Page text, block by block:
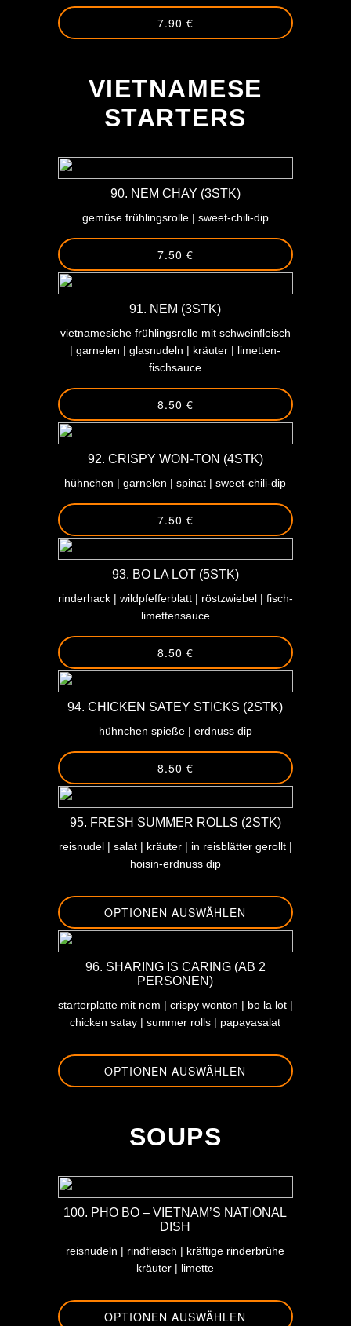
7.90 €
VIETNAMESE
STARTERS
90. NEM CHAY (3STK)
gemüse frühlingsrolle | sweet-chili-dip
7.50 €
91. NEM (3STK)
vietnamesiche frühlingsrolle mit schweinfleisch
| garnelen | glasnudeln | kräuter | limetten-
fischsauce
8.50 €
92. CRISPY WON-TON (4STK)
hühnchen | garnelen | spinat | sweet-chili-dip
7.50 €
93. BO LA LOT (5STK)
rinderhack | wildpfefferblatt | röstzwiebel | fisch-
limettensauce
8.50 €
94. CHICKEN SATEY STICKS (2STK)
hühnchen spieße | erdnuss dip
8.50 €
95. FRESH SUMMER ROLLS (2STK)
reisnudel | salat | kräuter | in reisblätter gerollt |
hoisin-erdnuss dip
OPTIONEN AUSWÄHLEN
96. SHARING IS CARING (AB 2
PERSONEN)
starterplatte mit nem | crispy wonton | bo la lot |
chicken satay | summer rolls | papayasalat
OPTIONEN AUSWÄHLEN
SOUPS
100. PHO BO – VIETNAM’S NATIONAL
DISH
reisnudeln | rindfleisch | kräftige rinderbrühe
kräuter | limette
OPTIONEN AUSWÄHLEN